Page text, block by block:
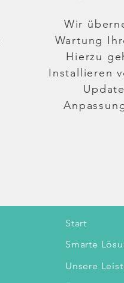
Wir
Wartung
Hierzu
Installieren
Start
Smarte
Unsere